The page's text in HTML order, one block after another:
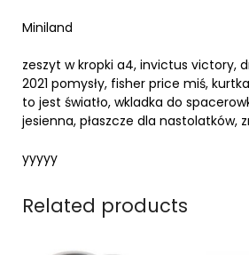
Miniland
zeszyt w kropki a4, invictus victory,
2021 pomysły, fisher price miś,
to jest światło, wkladka do
jesienna, płaszcze dla nastolatków,
yyyyy
Related products